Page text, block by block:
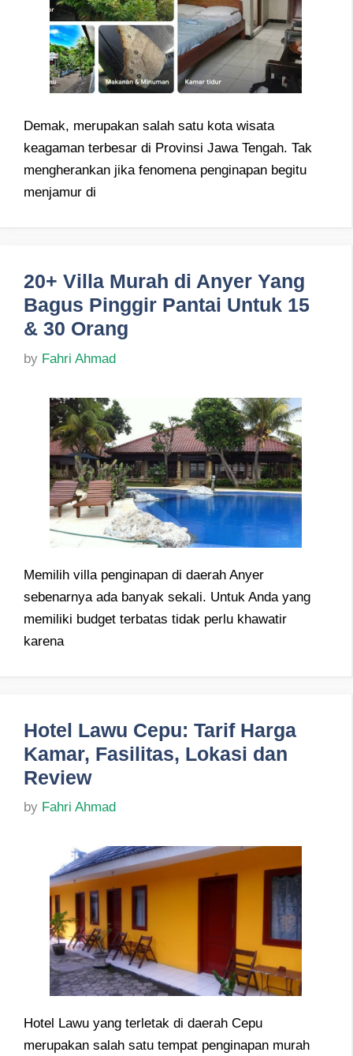
Demak, merupakan salah satu kota wisata
keagaman terbesar di Provinsi Jawa Tengah. Tak
mengherankan jika fenomena penginapan begitu
menjamur di
20+ Villa Murah di Anyer Yang
Bagus Pinggir Pantai Untuk 15
& 30 Orang
by Fahri Ahmad
Memilih villa penginapan di daerah Anyer
sebenarnya ada banyak sekali. Untuk Anda yang
memiliki budget terbatas tidak perlu khawatir
karena
Hotel Lawu Cepu: Tarif Harga
Kamar, Fasilitas, Lokasi dan
Review
by Fahri Ahmad
Hotel Lawu yang terletak di daerah Cepu
merupakan salah satu tempat penginapan murah